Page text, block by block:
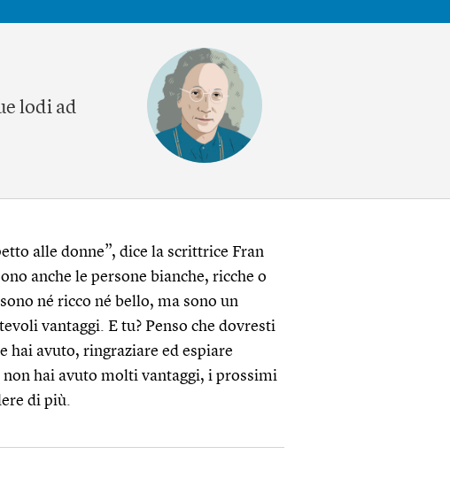
lodi ad
alle donne”, dice la scrittrice Fran
anche le persone bianche, ricche o
né ricco né bello, ma sono un
vantaggi. E tu? Penso che dovresti
avuto, ringraziare ed espiare
non hai avuto molti vantaggi, i prossimi
di più.